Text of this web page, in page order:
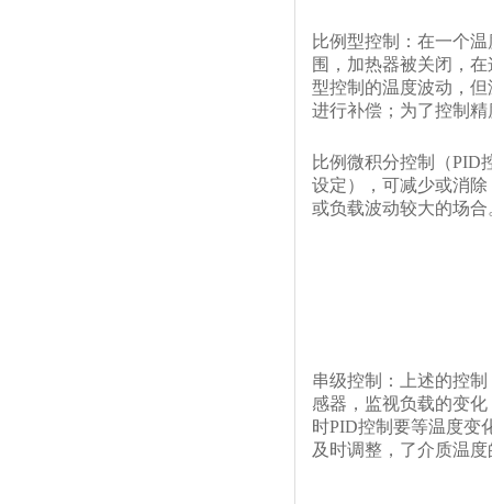
比例型控制： 在一个
围，加热器被关闭，
型控制的温度波动，
进行补偿；为了控制
比例微积分控制（PID
设定），可减少或消
或负载波动较大的场合
串级控制：
上述的控
感器，监视负载的变
时PID控制要等温度变
及时调整，了介质温